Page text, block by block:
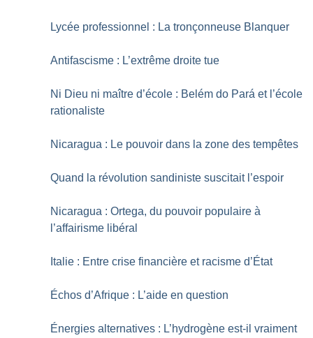
Lycée professionnel : La tronçonneuse Blanquer
Antifascisme : L’extrême droite tue
Ni Dieu ni maître d’école : Belém do Pará et l’école
rationaliste
Nicaragua : Le pouvoir dans la zone des tempêtes
Quand la révolution sandiniste suscitait l’espoir
Nicaragua : Ortega, du pouvoir populaire à
l’affairisme libéral
Italie : Entre crise financière et racisme d’État
Échos d’Afrique : L’aide en question
Énergies alternatives : L’hydrogène est-il vraiment